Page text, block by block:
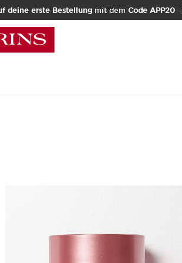
deine erste Bestellungmit dem Code APP20